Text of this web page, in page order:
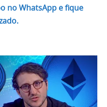
no WhatsApp e fique